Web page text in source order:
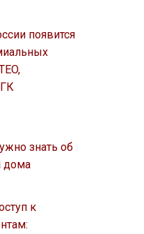
появится
знать об
дома
к